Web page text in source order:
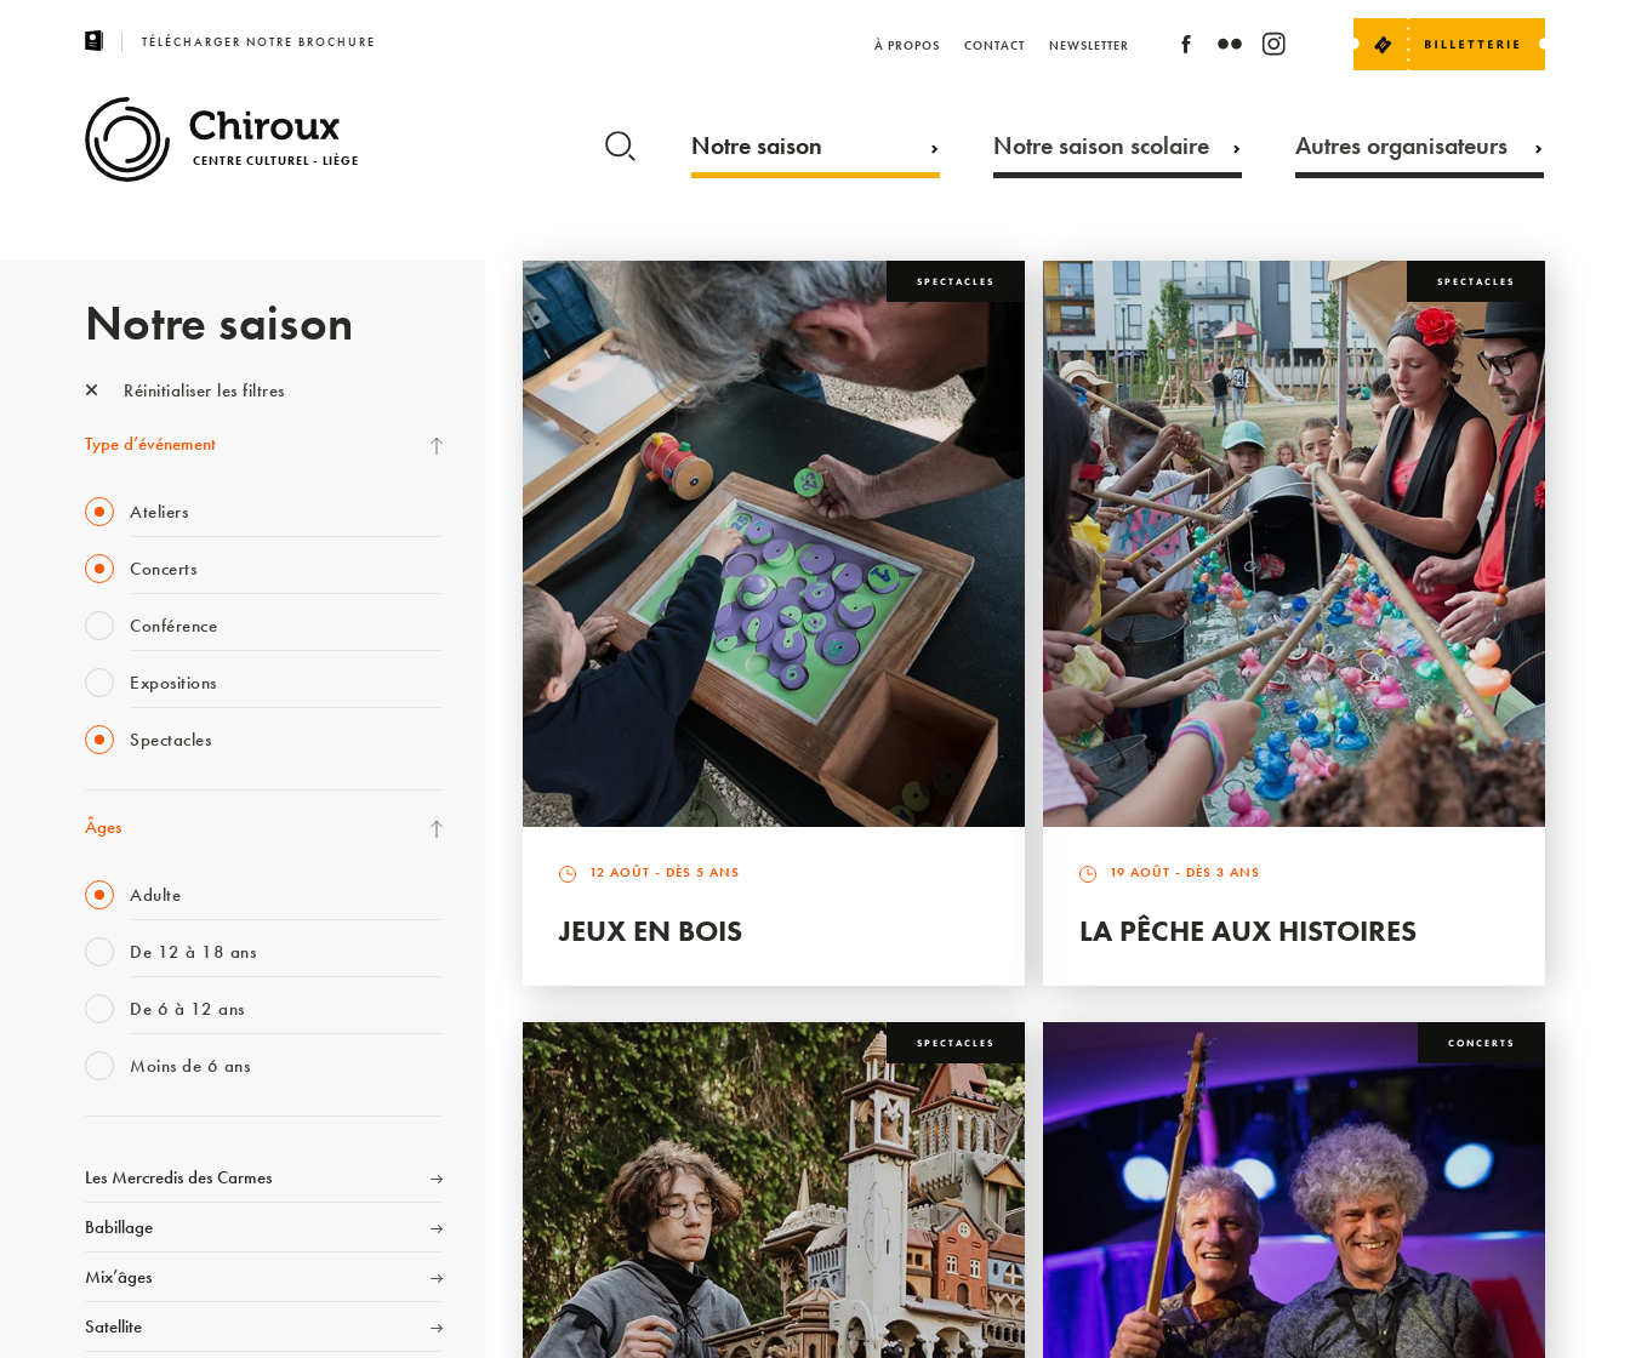
TÉLÉCHARGER NOTRE BROCHURE À PROPOS CONTACT NEWSLETTER
CENTRE CULTUREL - LIÈGE Notre saison Notre saison scolaire Autres organisateurs
Notre saison
Réinitialiser les filtres
Type d’événement
Ateliers
Concerts
Conférence
Expositions
Spectacles
Âges
Adulte
De 12 à 18 ans
De 6 à 12 ans
Moins de 6 ans
Les Mercredis des Carmes
Babillage
Mix’âges
Satellite
SPECTACLES
12 AOÛT - DÈS 5 ANS
JEUX EN BOIS
SPECTACLES
19 AOÛT - DÈS 3 ANS
LA PÊCHE AUX HISTOIRES
SPECTACLES CONCERTS